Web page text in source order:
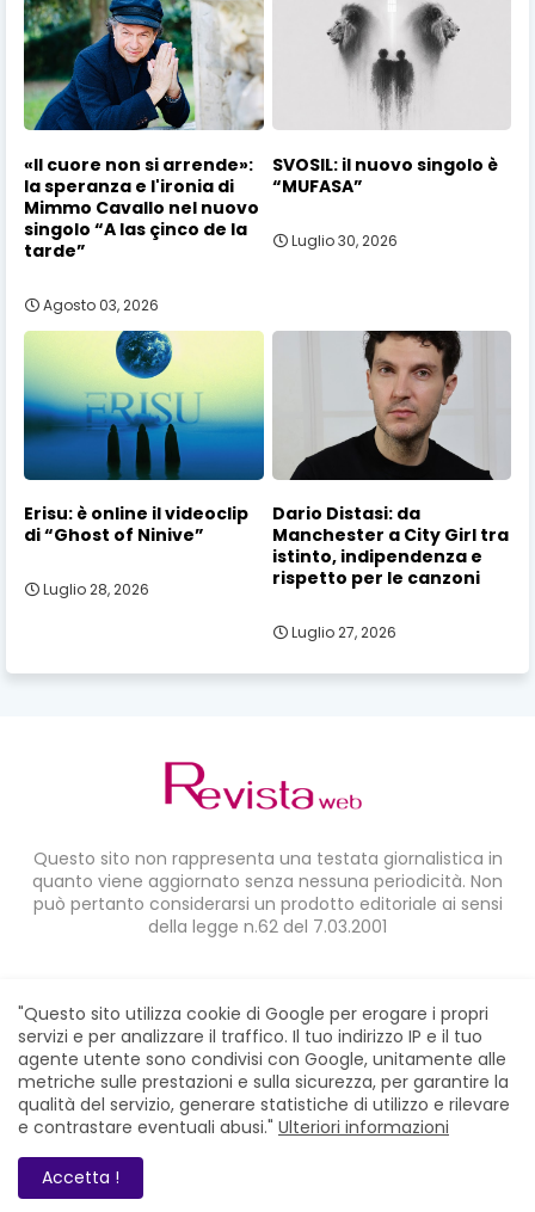
«Il cuore non si arrende»:
la speranza e l'ironia di
Mimmo Cavallo nel nuovo
singolo “A las çinco de la
tarde”
Agosto 03, 2026
SVOSIL: il nuovo singolo è
“MUFASA”
Luglio 30, 2026
Erisu: è online il videoclip
di “Ghost of Ninive”
Luglio 28, 2026
Dario Distasi: da
Manchester a City Girl tra
istinto, indipendenza e
rispetto per le canzoni
Luglio 27, 2026
Questo sito non rappresenta una testata giornalistica in
quanto viene aggiornato senza nessuna periodicità. Non
può pertanto considerarsi un prodotto editoriale ai sensi
della legge n.62 del 7.03.2001
Home Chi siamo Contatti Privacy Policy
RevistaWeb © 2021. All Right Reserved
"Questo sito utilizza cookie di Google per erogare i propri
servizi e per analizzare il traffico. Il tuo indirizzo IP e il tuo
agente utente sono condivisi con Google, unitamente alle
metriche sulle prestazioni e sulla sicurezza, per garantire la
qualità del servizio, generare statistiche di utilizzo e rilevare
e contrastare eventuali abusi." Ulteriori informazioni
Accetta !